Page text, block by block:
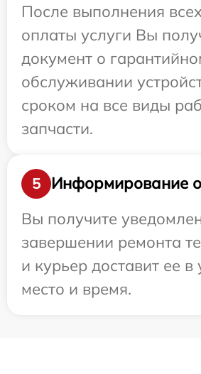
После выполнения
оплаты услуги Вы
документ о
обслуживании
сроком на все виды
запчасти.
5
Информирование о
Вы получите
завершении ремонта
и курьер доставит ее в
место и время.